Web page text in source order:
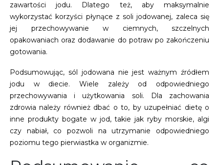
zawartości jodu. Dlatego też, aby maksymalnie
wykorzystać korzyści płynące z soli jodowanej, zaleca się
jej przechowywanie w ciemnych, szczelnych
opakowaniach oraz dodawanie do potraw po zakończeniu
gotowania.
Podsumowując, sól jodowana nie jest ważnym źródłem
jodu w diecie. Wiele zależy od odpowiedniego
przechowywania i użytkowania soli. Dla zachowania
zdrowia należy również dbać o to, by uzupełniać dietę o
inne produkty bogate w jod, takie jak ryby morskie, algi
czy nabiał, co pozwoli na utrzymanie odpowiedniego
poziomu tego pierwiastka w organizmie.